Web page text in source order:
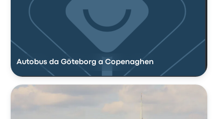
Autobus da Göteborg a Copenaghen